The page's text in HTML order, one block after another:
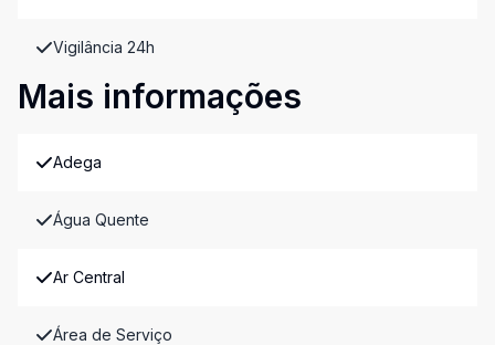
Vigilância 24h
Mais informações
Adega
Água Quente
Ar Central
Área de Serviço